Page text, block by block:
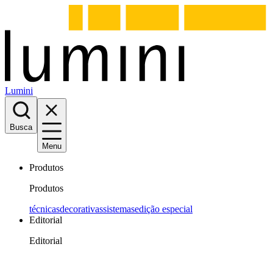
Lumini
Busca
Menu
Produtos
Produtos
técnicasdecorativassistemasedição especial
Editorial
Editorial